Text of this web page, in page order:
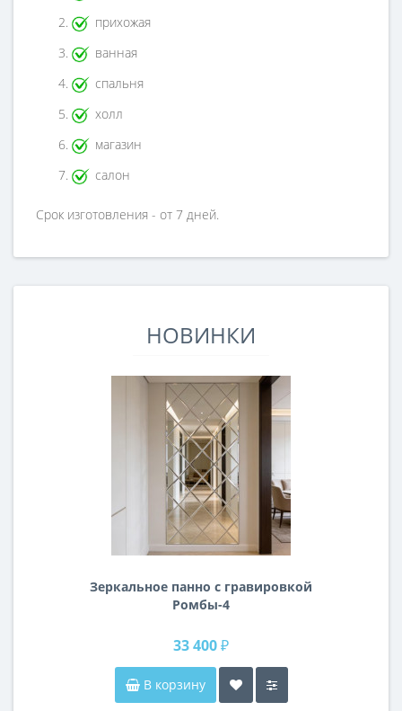
прихожая
ванная
спальня
холл
магазин
салон
Срок изготовления - от 7 дней.
НОВИНКИ
Зеркальное панно с гравировкой
Ромбы-4
33 400 ₽
В корзину